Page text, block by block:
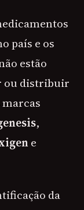
país e os
estão
ou distribuir
,
e
da